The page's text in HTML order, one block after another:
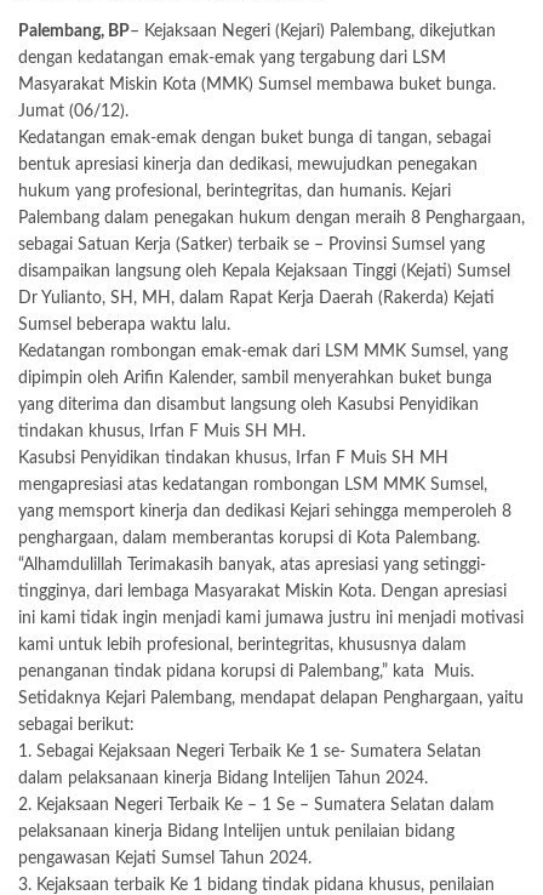
Palembang, BP– Kejaksaan Negeri (Kejari) Palembang, dikejutkan
dengan kedatangan emak-emak yang tergabung dari LSM
Masyarakat Miskin Kota (MMK) Sumsel membawa buket bunga.
Jumat (06/12).
Kedatangan emak-emak dengan buket bunga di tangan, sebagai
bentuk apresiasi kinerja dan dedikasi, mewujudkan penegakan
hukum yang profesional, berintegritas, dan humanis. Kejari
Palembang dalam penegakan hukum dengan meraih 8 Penghargaan,
sebagai Satuan Kerja (Satker) terbaik se – Provinsi Sumsel yang
disampaikan langsung oleh Kepala Kejaksaan Tinggi (Kejati) Sumsel
Dr Yulianto, SH, MH, dalam Rapat Kerja Daerah (Rakerda) Kejati
Sumsel beberapa waktu lalu.
Kedatangan rombongan emak-emak dari LSM MMK Sumsel, yang
dipimpin oleh Arifin Kalender, sambil menyerahkan buket bunga
yang diterima dan disambut langsung oleh Kasubsi Penyidikan
tindakan khusus, Irfan F Muis SH MH.
Kasubsi Penyidikan tindakan khusus, Irfan F Muis SH MH
mengapresiasi atas kedatangan rombongan LSM MMK Sumsel,
yang memsport kinerja dan dedikasi Kejari sehingga memperoleh 8
penghargaan, dalam memberantas korupsi di Kota Palembang.
“Alhamdulillah Terimakasih banyak, atas apresiasi yang setinggi-
tingginya, dari lembaga Masyarakat Miskin Kota. Dengan apresiasi
ini kami tidak ingin menjadi kami jumawa justru ini menjadi motivasi
kami untuk lebih profesional, berintegritas, khususnya dalam
penanganan tindak pidana korupsi di Palembang,” kata Muis.
Setidaknya Kejari Palembang, mendapat delapan Penghargaan, yaitu
sebagai berikut:
1. Sebagai Kejaksaan Negeri Terbaik Ke 1 se- Sumatera Selatan
dalam pelaksanaan kinerja Bidang Intelijen Tahun 2024.
2. Kejaksaan Negeri Terbaik Ke – 1 Se – Sumatera Selatan dalam
pelaksanaan kinerja Bidang Intelijen untuk penilaian bidang
pengawasan Kejati Sumsel Tahun 2024.
3. Kejaksaan terbaik Ke 1 bidang tindak pidana khusus, penilaian